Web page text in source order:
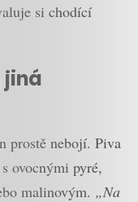
si chodící
prostě nebojí. Piva
ovocnými pyré,
malinovým. „Na